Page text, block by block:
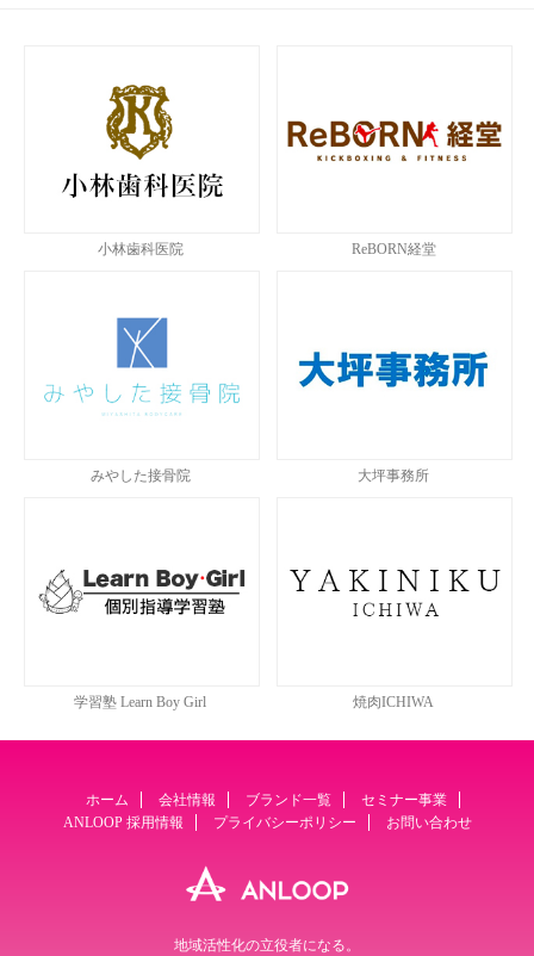
小林歯科医院 ReBORN経堂
みやした接骨院 大坪事務所
学習塾 Learn Boy Girl 焼肉ICHIWA
ホーム 会社情報 ブランド一覧
セミナー事業
ANLOOP 採用情報
プライバシーポリシー お問い合わせ
地域活性化の立役者になる。